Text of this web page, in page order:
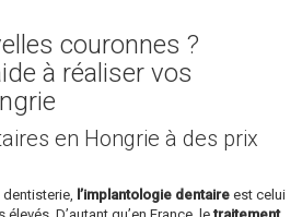
couronnes ?
à réaliser vos
en Hongrie à des prix
l’implantologie dentaire est celui